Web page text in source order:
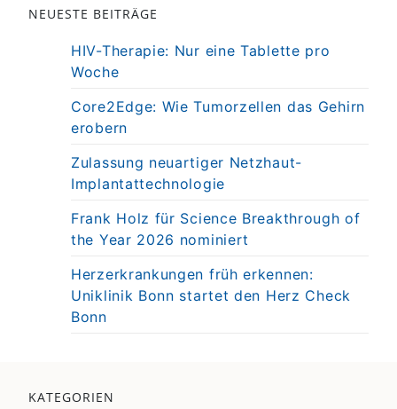
NEUESTE BEITRÄGE
HIV-Therapie: Nur eine Tablette pro
Woche
Core2Edge: Wie Tumorzellen das Gehirn
erobern
Zulassung neuartiger Netzhaut-
Implantattechnologie
Frank Holz für Science Breakthrough of
the Year 2026 nominiert
Herzerkrankungen früh erkennen:
Uniklinik Bonn startet den Herz Check
Bonn
KATEGORIEN